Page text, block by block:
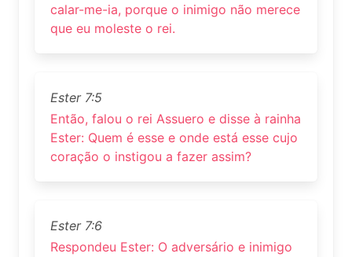
calar-me-ia, porque o inimigo não merece
que eu moleste o rei.
Ester 7:5
Então, falou o rei Assuero e disse à rainha
Ester: Quem é esse e onde está esse cujo
coração o instigou a fazer assim?
Ester 7:6
Respondeu Ester: O adversário e inimigo